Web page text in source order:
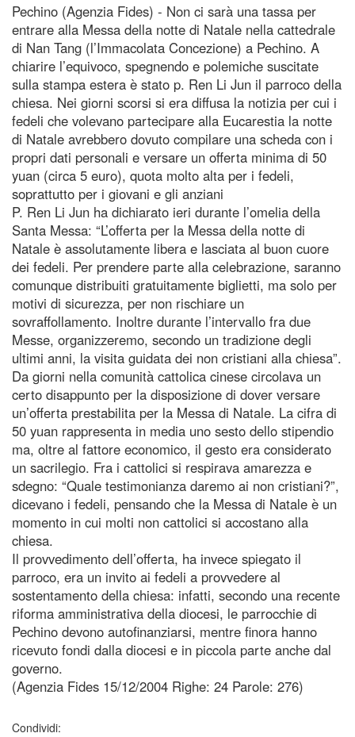
Pechino (Agenzia Fides) - Non ci sarà una tassa per
entrare alla Messa della notte di Natale nella cattedrale
di Nan Tang (l’Immacolata Concezione) a Pechino. A
chiarire l’equivoco, spegnendo e polemiche suscitate
sulla stampa estera è stato p. Ren Li Jun il parroco della
chiesa. Nei giorni scorsi si era diffusa la notizia per cui i
fedeli che volevano partecipare alla Eucarestia la notte
di Natale avrebbero dovuto compilare una scheda con i
propri dati personali e versare un offerta minima di 50
yuan (circa 5 euro), quota molto alta per i fedeli,
soprattutto per i giovani e gli anziani
P. Ren Li Jun ha dichiarato ieri durante l’omelia della
Santa Messa: “L’offerta per la Messa della notte di
Natale è assolutamente libera e lasciata al buon cuore
dei fedeli. Per prendere parte alla celebrazione, saranno
comunque distribuiti gratuitamente biglietti, ma solo per
motivi di sicurezza, per non rischiare un
sovraffollamento. Inoltre durante l’intervallo fra due
Messe, organizzeremo, secondo un tradizione degli
ultimi anni, la visita guidata dei non cristiani alla chiesa”.
Da giorni nella comunità cattolica cinese circolava un
certo disappunto per la disposizione di dover versare
un’offerta prestabilita per la Messa di Natale. La cifra di
50 yuan rappresenta in media uno sesto dello stipendio
ma, oltre al fattore economico, il gesto era considerato
un sacrilegio. Fra i cattolici si respirava amarezza e
sdegno: “Quale testimonianza daremo ai non cristiani?”,
dicevano i fedeli, pensando che la Messa di Natale è un
momento in cui molti non cattolici si accostano alla
chiesa.
Il provvedimento dell’offerta, ha invece spiegato il
parroco, era un invito ai fedeli a provvedere al
sostentamento della chiesa: infatti, secondo una recente
riforma amministrativa della diocesi, le parrocchie di
Pechino devono autofinanziarsi, mentre finora hanno
ricevuto fondi dalla diocesi e in piccola parte anche dal
governo.
(Agenzia Fides 15/12/2004 Righe: 24 Parole: 276)
Condividi: